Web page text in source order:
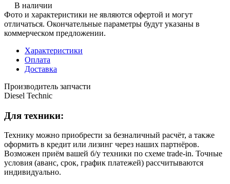
В наличии
Фото и характеристики не являются офертой и могут
отличаться. Окончательные параметры будут указаны в
коммерческом предложении.
Характеристики
Оплата
Доставка
Производитель запчасти
Diesel Technic
Для техники:
Технику можно приобрести за безналичный расчёт, а также
оформить в кредит или лизинг через наших партнёров.
Возможен приём вашей б/у техники по схеме trade-in. Точные
условия (аванс, срок, график платежей) рассчитываются
индивидуально.